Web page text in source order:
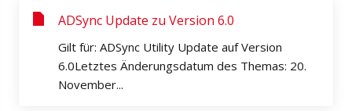
ADSync Update zu Version 6.0
Gilt für: ADSync Utility Update auf Version
6.0Letztes Änderungsdatum des Themas: 20.
November...